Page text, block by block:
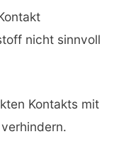
nicht sinnvoll
Kontakts mit